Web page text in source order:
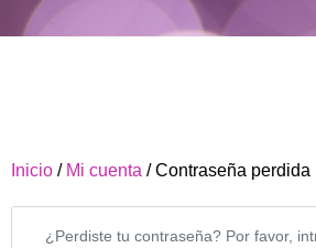
Inicio / Mi cuenta / Contraseña perdida
¿Perdiste tu contraseña? Por favor,